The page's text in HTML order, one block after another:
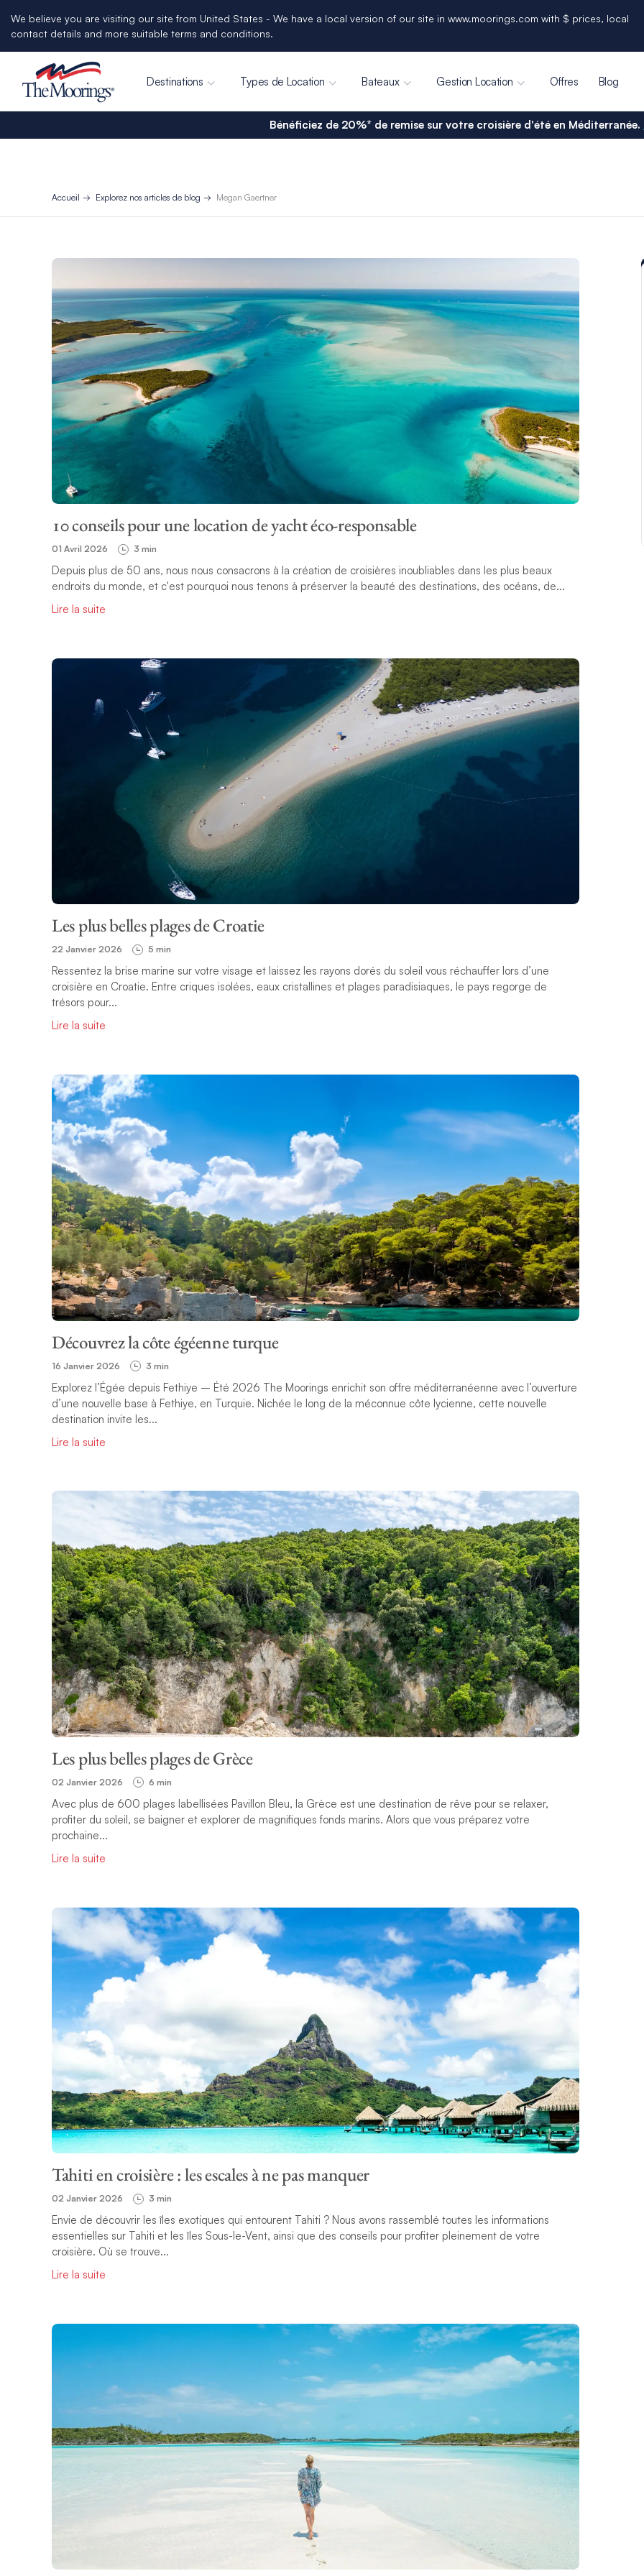
We believe you are visiting our site from United States - We have a local version of our site in www.moorings.com with $ prices, local
contact details and more suitable terms and conditions.
Destinations Types de Location Bateaux Gestion Location Offres Blog
Bénéficiez de 20%* de remise sur votre croisière d'été en Méditerranée.
Accueil Explorez nos articles de blog Megan Gaertner
10 conseils pour une location de yacht éco-responsable
01 Avril 2026 3 min
Depuis plus de 50 ans, nous nous consacrons à la création de croisières inoubliables dans les plus beaux
endroits du monde, et c'est pourquoi nous tenons à préserver la beauté des destinations, des océans, de...
Lire la suite
Les plus belles plages de Croatie
22 Janvier 2026 5 min
Ressentez la brise marine sur votre visage et laissez les rayons dorés du soleil vous réchauffer lors d’une
croisière en Croatie. Entre criques isolées, eaux cristallines et plages paradisiaques, le pays regorge de
trésors pour...
Lire la suite
Découvrez la côte égéenne turque
16 Janvier 2026 3 min
Explorez l’Égée depuis Fethiye – Été 2026 The Moorings enrichit son offre méditerranéenne avec l’ouverture
d’une nouvelle base à Fethiye, en Turquie. Nichée le long de la méconnue côte lycienne, cette nouvelle
destination invite les...
Lire la suite
Les plus belles plages de Grèce
02 Janvier 2026 6 min
Avec plus de 600 plages labellisées Pavillon Bleu, la Grèce est une destination de rêve pour se relaxer,
profiter du soleil, se baigner et explorer de magnifiques fonds marins. Alors que vous préparez votre
prochaine...
Lire la suite
Tahiti en croisière : les escales à ne pas manquer
02 Janvier 2026 3 min
Envie de découvrir les îles exotiques qui entourent Tahiti ? Nous avons rassemblé toutes les informations
essentielles sur Tahiti et les îles Sous-le-Vent, ainsi que des conseils pour profiter pleinement de votre
croisière. Où se trouve...
Lire la suite